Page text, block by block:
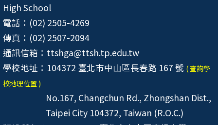
High School
電話：(02) 2505-4269
傳真：(02) 2507-2094
通訊信箱：ttshga@ttsh.tp.edu.tw
學校地址：104372 臺北市中山區長春路 167 號 ( 查詢學
校地理位置 )
No.167, Changchun Rd., Zhongshan Dist.,
Taipei City 104372, Taiwan (R.O.C.)